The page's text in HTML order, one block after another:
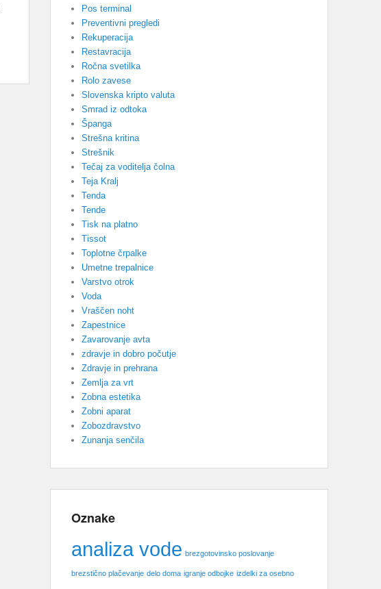
Pos terminal
Preventivni pregledi
Rekuperacija
Restavracija
Ročna svetilka
Rolo zavese
Slovenska kripto valuta
Smrad iz odtoka
Španga
Strešna kritina
Strešnik
Tečaj za voditelja čolna
Teja Kralj
Tenda
Tende
Tisk na platno
Tissot
Toplotne črpalke
Umetne trepalnice
Varstvo otrok
Voda
Vraščen noht
Zapestnice
Zavarovanje avta
zdravje in dobro počutje
Zdravje in prehrana
Zemlja za vrt
Zobna estetika
Zobni aparat
Zobozdravstvo
Zunanja senčila
Oznake
analiza vode brezgotovinsko poslovanje
brezstično plačevanje delo doma igranje odbojke izdelki za osebno